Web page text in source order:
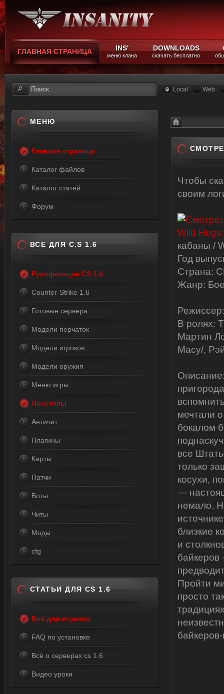
ГЛАВНАЯ СТРАНИЦА INS'
меню клана
DOWNLOADS
скачать бесплатно
Local Web
Смотреть
Чтобы
своим
кабаны /
Год
Страна:
Жанр:
В ролях:
Мартин
Macy/,
мечтали
бокалом
все
только
косухи,
—
немало.
близкие
и
Пройти
просто
МЕНЮ
Главная страница
Каталог файлов
Каталог статей
Форум
ВСЕ ДЛЯ C.S 1.6
Русификация CS 1.6
Counter-Strike 1.6
Готовые сервера
Модели перчаток
Модели игроков
Модели оружия
Меню игры
Логотипы
Античит
Плагины
Карты
Патчи
Боты
Читы
Моды
cfg
СТАТЬИ ДЛЯ CS 1.6
Всё для игроков
FAQ по установке
Всё о серверах cs 1.6
Видео уроки